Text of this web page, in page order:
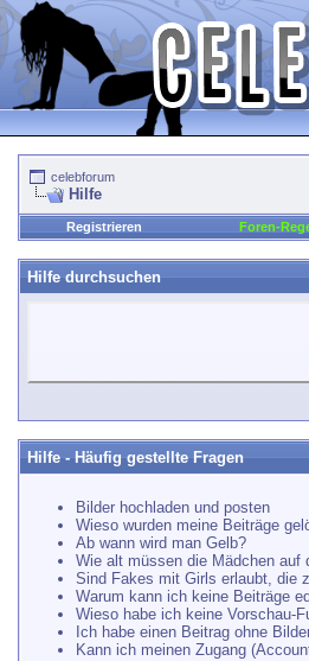
celebforum
Hilfe
Registrieren
Foren-
Hilfe durchsuchen
Hilfe - Häufig gestellte Fragen
Bilder hochladen und posten
Wieso wurden meine Beiträge
Ab wann wird man Gelb?
Wie alt müssen die Mädchen auf
Sind Fakes mit Girls erlaubt, die
Warum kann ich keine Beiträge
Wieso habe ich keine Vorschau-
Ich habe einen Beitrag ohne
Kann ich meinen Zugang